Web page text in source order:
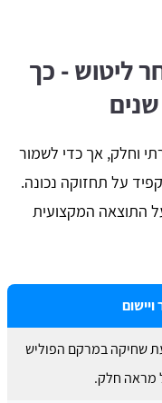
ליטוש - כך
וחלק, אך כדי לשמור
על תחזוקה נכונה.
התוצאה המקצועית
שחיקה במרקם הפוליש
מראה חלק.